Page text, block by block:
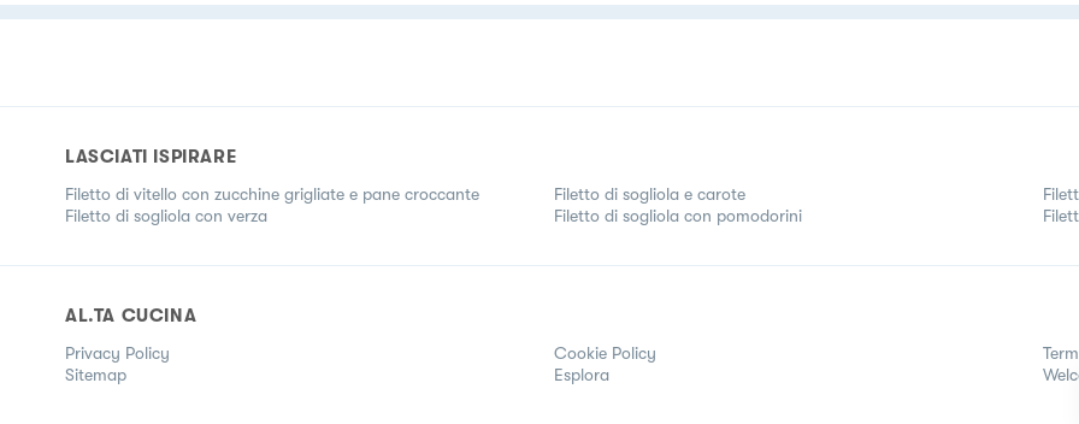
LASCIATI ISPIRARE
Filetto di vitello con zucchine grigliate e pane croccante
Filetto di sogliola con verza
Filetto di sogliola e carote
Filetto di sogliola con pomodorini
AL.TA CUCINA
Privacy Policy Cookie Policy
Sitemap
Esplora